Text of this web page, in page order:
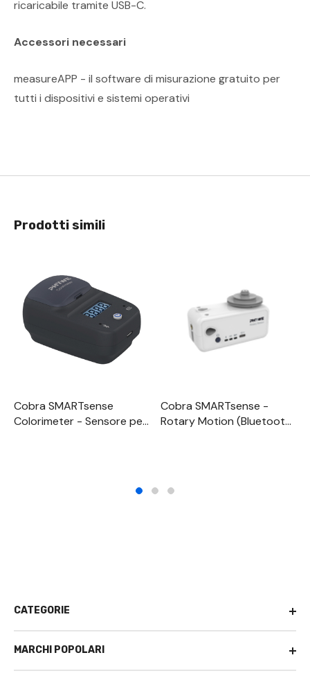
ricaricabile tramite USB-C.
Accessori necessari
measureAPP - il software di misurazione gratuito per
tutti i dispositivi e sistemi operativi
Prodotti simili
Cobra SMARTsense
Colorimeter - Sensore per
Cobra SMARTsense -
Rotary Motion (Bluetooth
CATEGORIE
MARCHI POPOLARI